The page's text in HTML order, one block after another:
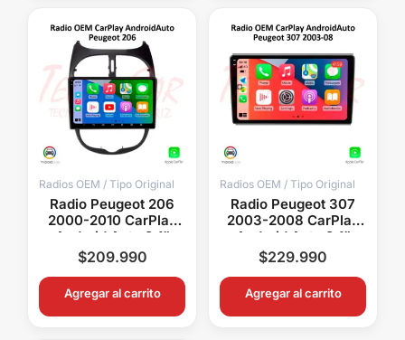
Radios OEM / Tipo Original
Radio Peugeot 206
2000-2010 CarPlay
Android Auto 9.1”
QLED Android 15 OEM
$209.990
Agregar al carrito
Radios OEM / Tipo Original
Radio Peugeot 307
2003-2008 CarPlay
Android Auto 9.1”
QLED Android 15 OEM
$229.990
Agregar al carrito